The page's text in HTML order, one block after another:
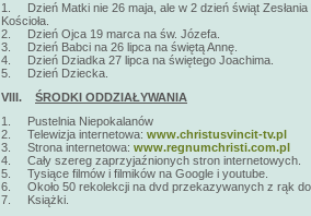
1. Dzień Matki nie 26 maja, ale w 2 dzień świąt
Kościoła.
2. Dzień Ojca 19 marca na św. Józefa.
3. Dzień Babci na 26 lipca na świętą Annę.
4. Dzień Dziadka 27 lipca na świętego Joachima.
5. Dzień Dziecka.
VIII. ŚRODKI ODDZIAŁYWANIA
1. Pustelnia Niepokalanów
2. Telewizja internetowa: www.christusvincit-tv.pl
3. Strona internetowa: www.regnumchristi.com.pl
4. Cały szereg zaprzyjaźnionych stron internetowych.
5. Tysiące filmów i filmików na Google i youtube.
6. Około 50 rekolekcji na dvd przekazywanych z rąk do
7. Książki.